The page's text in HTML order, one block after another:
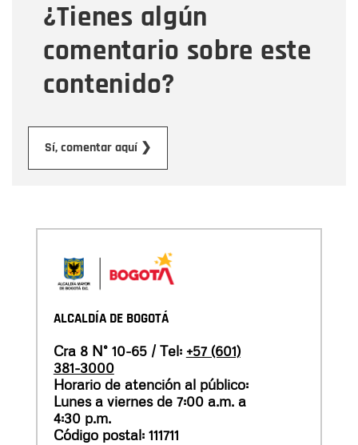
¿Tienes algún
comentario sobre este
contenido?
Sí, comentar aquí ❯
Mensaje
ALCALDÍA DE BOGOTÁ
Cra 8 N° 10-65 / Tel: +57 (601)
381-3000
Horario de atención al público:
Lunes a viernes de 7:00 a.m. a
4:30 p.m.
Código postal: 111711